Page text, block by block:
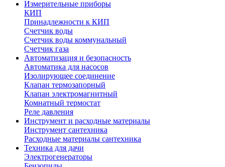
Измерительные приборы
КИП
Принадлежности к КИП
Счетчик воды
Счетчик воды коммунальный
Счетчик газа
Автоматизация и безопасность
Автоматика для насосов
Изолирующее соединение
Клапан термозапорный
Клапан электромагнитный
Комнатный термостат
Реле давления
Инструмент и расходные материалы
Инструмент сантехника
Расходные материалы сантехника
Техника для дачи
Электрогенераторы